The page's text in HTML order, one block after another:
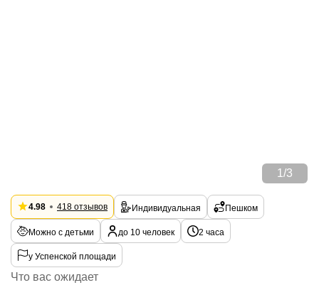
1 /3
4.98 418 отзывов Индивидуальная Пешком
Можно с детьми до 10 человек 2 часа
у Успенской площади
Что вас ожидает